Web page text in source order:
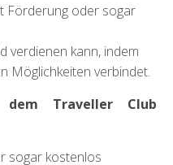
Förderung oder sogar
verdienen kann, indem
Möglichkeiten verbindet.
Traveller Club
sogar kostenlos